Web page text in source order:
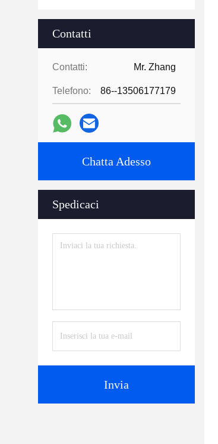
Contatti
Contatti: Mr. Zhang
Telefono: 86--13506177179
Chatta Adesso
Spedicaci
Invia